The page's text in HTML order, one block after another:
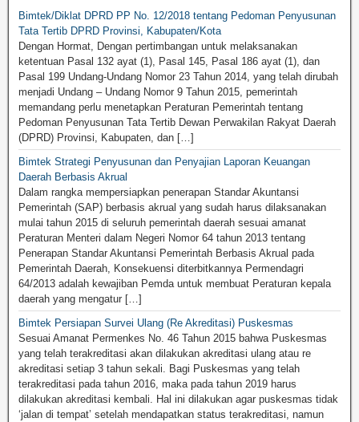
Bimtek/Diklat DPRD PP No. 12/2018 tentang Pedoman Penyusunan
Tata Tertib DPRD Provinsi, Kabupaten/Kota
Dengan Hormat, Dengan pertimbangan untuk melaksanakan
ketentuan Pasal 132 ayat (1), Pasal 145, Pasal 186 ayat (1), dan
Pasal 199 Undang-Undang Nomor 23 Tahun 2014, yang telah dirubah
menjadi Undang – Undang Nomor 9 Tahun 2015, pemerintah
memandang perlu menetapkan Peraturan Pemerintah tentang
Pedoman Penyusunan Tata Tertib Dewan Perwakilan Rakyat Daerah
(DPRD) Provinsi, Kabupaten, dan […]
Bimtek Strategi Penyusunan dan Penyajian Laporan Keuangan
Daerah Berbasis Akrual
Dalam rangka mempersiapkan penerapan Standar Akuntansi
Pemerintah (SAP) berbasis akrual yang sudah harus dilaksanakan
mulai tahun 2015 di seluruh pemerintah daerah sesuai amanat
Peraturan Menteri dalam Negeri Nomor 64 tahun 2013 tentang
Penerapan Standar Akuntansi Pemerintah Berbasis Akrual pada
Pemerintah Daerah, Konsekuensi diterbitkannya Permendagri
64/2013 adalah kewajiban Pemda untuk membuat Peraturan kepala
daerah yang mengatur […]
Bimtek Persiapan Survei Ulang (Re Akreditasi) Puskesmas
Sesuai Amanat Permenkes No. 46 Tahun 2015 bahwa Puskesmas
yang telah terakreditasi akan dilakukan akreditasi ulang atau re
akreditasi setiap 3 tahun sekali. Bagi Puskesmas yang telah
terakreditasi pada tahun 2016, maka pada tahun 2019 harus
dilakukan akreditasi kembali. Hal ini dilakukan agar puskesmas tidak
‘jalan di tempat’ setelah mendapatkan status terakreditasi, namun